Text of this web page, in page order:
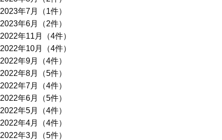
2023年7月（1件）
2023年6月（2件）
2022年11月（4件）
2022年10月（4件）
2022年9月（4件）
2022年8月（5件）
2022年7月（4件）
2022年6月（5件）
2022年5月（4件）
2022年4月（4件）
2022年3月（5件）